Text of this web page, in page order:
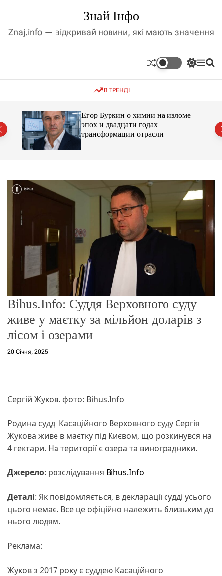
д
і
с
Знай Інфо
Znaj.info — відкривай новини, які мають значення
П
к
в
о
г
р
М П
В ТРЕНДІ
Егор Буркин о химии на изломе
эпох и двадцати годах
трансформации отрасли
Bihus.Info: Суддя Верховного суду
живе у маєтку за мільйон доларів з
лісом і озерами
20 Січня, 2025
Сергій Жуков. фото: Bihus.Info
Родина судді Касаційного Верховного суду Сергія
Жукова живе в маєтку під Києвом, що розкинувся на
4 гектари. На території є озера та виноградники.
Джерело: розслідування Bihus.Info
Деталі: Як повідомляється, в декларації судді усього
цього немає. Все це офіційно належить близьким до
нього людям.
Реклама:
Жуков з 2017 року є суддею Касаційного